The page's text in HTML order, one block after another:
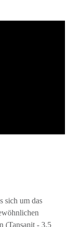
sich um das
(Tansanit - 3,5